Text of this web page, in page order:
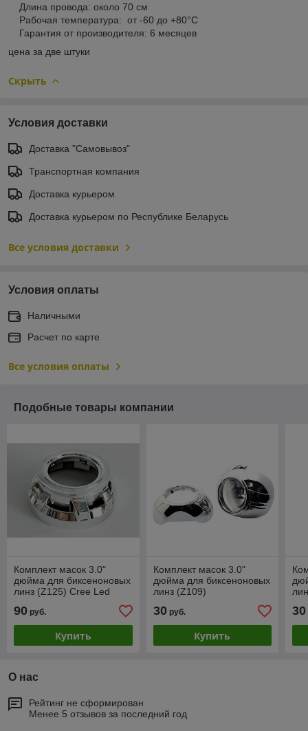
Длина провода: около 70 см
Рабочая температура: от -60 до +80°С
Гарантия от производителя: 6 месяцев
цена за две штуки
Скрыть
Условия доставки
Доставка "Самовывоз"
Транспортная компания
Доставка курьером
Доставка курьером по Республике Беларусь
Все условия доставки
Условия оплаты
Наличными
Расчет по карте
Все условия оплаты
Подобные товары компании
Комплект масок 3.0"
дюйма для биксеноновых
линз (Z125) Cree Led
90 руб.
Купить
Комплект масок 3.0"
дюйма для биксеноновых
линз (Z109)
30руб.
Купить
30
О нас
Рейтинг не сформирован
Менее 5 отзывов за последний год